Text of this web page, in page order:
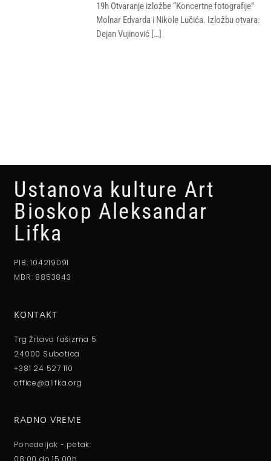
19h Otvaranje izložbe “Koncertne fotografije”
Molnar Edvarda i Nikole Lučića. Izložbu otvara:
Dejan Vujinović […]
Ustanova kulture Art
Bioskop Aleksandar
Lifka
PIB: 104219091
MBR: 8853843
KONTAKT
Trg Žrtava fašizma 5
24000 Subotica
+381 24 527 110
office@alifka.org
RADNO VREME
Ponedeljak - petak:
08:00 do 15:00h